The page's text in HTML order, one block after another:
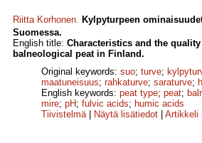
Riitta Korhonen. Kylpyturpeen
Suomessa.
English title: Characteristics and the
balneological peat in Finland.
Original keywords: suo; turve;
maatuneisuus; rahkaturve; saraturve;
English keywords: peat type; peat;
mire; pH; fulvic acids; humic acids
Tiivistelmä| Näytä lisätiedot Artikkeli